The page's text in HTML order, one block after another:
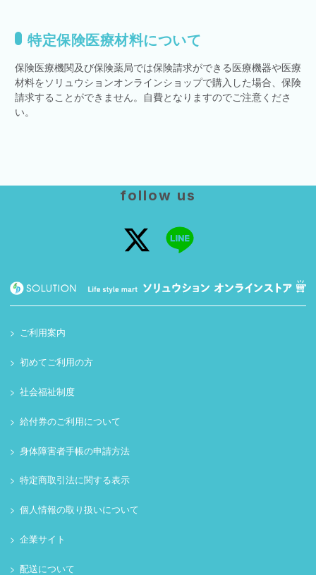
特定保険医療材料について
保険医療機関及び保険薬局では保険請求ができる医療機器や医療
材料をソリュウションオンラインショップで購入した場合、保険
請求することができません。自費となりますのでご注意くださ
い。
follow us
ご利用案内
初めてご利用の方
社会福祉制度
給付券のご利用について
身体障害者手帳の申請方法
特定商取引法に関する表示
個人情報の取り扱いについて
企業サイト
配送について